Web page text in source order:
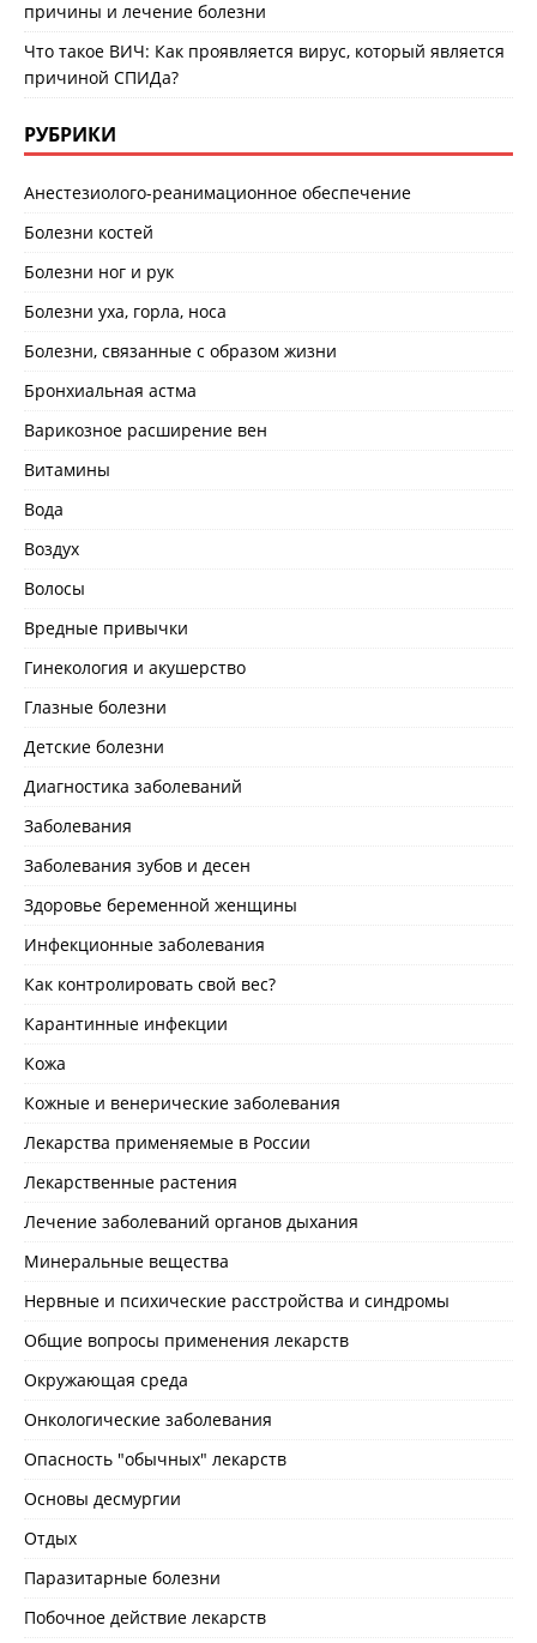
причины и лечение болезни
Что такое ВИЧ: Как проявляется вирус, который является
причиной СПИДа?
РУБРИКИ
Анестезиолого-реанимационное обеспечение
Болезни костей
Болезни ног и рук
Болезни уха, горла, носа
Болезни, связанные с образом жизни
Бронхиальная астма
Варикозное расширение вен
Витамины
Вода
Воздух
Волосы
Вредные привычки
Гинекология и акушерство
Глазные болезни
Детские болезни
Диагностика заболеваний
Заболевания
Заболевания зубов и десен
Здоровье беременной женщины
Инфекционные заболевания
Как контролировать свой вес?
Карантинные инфекции
Кожа
Кожные и венерические заболевания
Лекарства применяемые в России
Лекарственные растения
Лечение заболеваний органов дыхания
Минеральные вещества
Нервные и психические расстройства и синдромы
Общие вопросы применения лекарств
Окружающая среда
Онкологические заболевания
Опасность "обычных" лекарств
Основы десмургии
Отдых
Паразитарные болезни
Побочное действие лекарств